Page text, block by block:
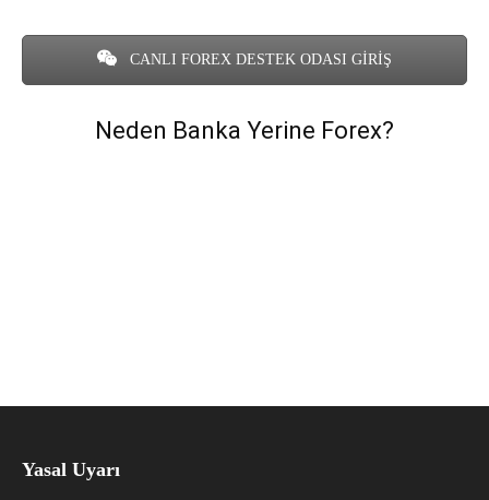
CANLI FOREX DESTEK ODASI GİRİŞ
Neden Banka Yerine Forex?
Yasal Uyarı